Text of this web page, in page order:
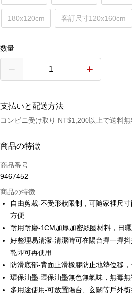
180x120cm 客訂尺寸120x160cm
数量
支払いと配送方法
コンビニ受け取り NT$1,200以上で送料無
お支払い方法
クレジットカード1回払い
クレジットカード分割払い
3回払い、金利0、毎回
合作金庫商業銀行
華南商業銀行
彰化商
上海商業儲蓄銀行
台北富
国泰世華商業銀行
兆豐
台湾中小企業銀行
HSBC(台湾)商業銀行
華泰商
聯邦商業銀行
遠東国
元大商業銀行
永豐商
6回払い、金利0、毎回
合作金庫商業銀行
第一
華南商業銀行
彰化
上海商業儲蓄銀行
国泰世華商業銀行
台湾中小企業銀行
台中商
HSBC(台湾)商業銀行
華泰商
聯邦商業銀行
遠東国
コンビニ店頭代金引換
LINE Pay
Apple Pay
JKOPAY
商品の特徴
商品番号
9467452
商品の特徴
自由剪裁-不受形狀限制，可隨家裡尺
方便
耐用耐磨-1CM加厚加密絲圈材料，日
好整理易清潔-清潔時可在陽台撣一撣
乾即可再使用
防滑底部-背面止滑橡膠防止地墊位移
環保油墨-環保油墨無色無氣味，無毒
多用途使用-可放置陽台、玄關等戶外